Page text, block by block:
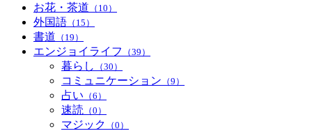
お花・茶道 （10）
外国語 （15）
書道 （19）
エンジョイライフ （39）
暮らし （30）
コミュニケーション （9）
占い （6）
速読 （0）
マジック （0）